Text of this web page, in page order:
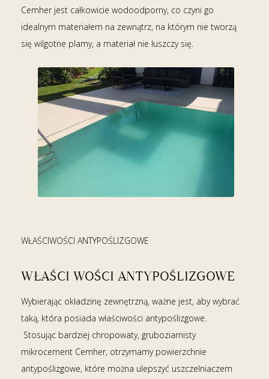
Cemher jest całkowicie wodoodporny, co czyni go
idealnym materiałem na zewnątrz, na którym nie tworzą
się wilgotne plamy, a materiał nie łuszczy się.
WŁAŚCIWOŚCI ANTYPOŚLIZGOWE
WŁAŚCI WOŚCI ANTYPOŚLIZGOWE
Wybierając okładzinę zewnętrzną, ważne jest, aby wybrać
taką, która posiada właściwości antypoślizgowe.
Stosując bardziej chropowaty, gruboziarnisty
mikrocement Cemher, otrzymamy powierzchnie
antypoślizgowe, które można ulepszyć uszczelniaczem